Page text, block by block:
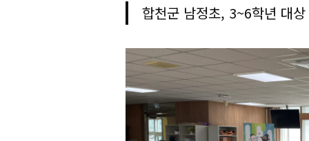
합천군 남정초, 3~6학년 대